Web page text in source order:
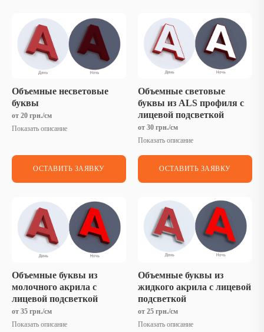
Объемные несветовые
буквы
от 20 грн./см
Показать описание
ОСТАВИТЬ ЗАЯВКУ
Объемные световые
буквы из ALS профиля с
лицевой подсветкой
от 30 грн./см
Показать описание
ОСТАВИТЬ ЗАЯВКУ
Объемные буквы из
молочного акрила с
лицевой подсветкой
от 35 грн./см
Показать описание
Объемные буквы из
жидкого акрила с лицевой
подсветкой
от 25 грн./см
Показать описание